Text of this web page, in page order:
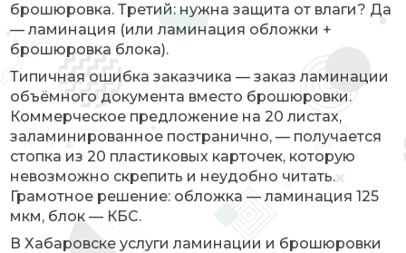
брошюровка. Третий: нужна защита от влаги? Да
— ламинация (или ламинация обложки +
брошюровка блока).
Типичная ошибка заказчика — заказ ламинации
объёмного документа вместо брошюровки.
Коммерческое предложение на 20 листах,
заламинированное постранично, — получается
стопка из 20 пластиковых карточек, которую
невозможно скрепить и неудобно читать.
Грамотное решение: обложка — ламинация 125
мкм, блок — КБС.
В Хабаровске услуги ламинации и брошюровки